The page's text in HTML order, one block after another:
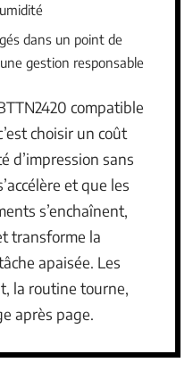
dans un point de
gestion responsable
compatible
choisir un coût
d’impression sans
et que les
s’enchaînent,
transforme la
apaisée. Les
la routine tourne,
après page.